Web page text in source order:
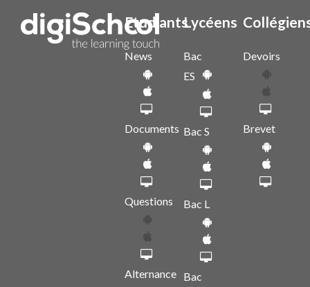
Etudiants
News
Documents
Questions
Alternance
Lycéens
Bac
ES
Bac S
Bac L
Bac
Devoirs
Brevet